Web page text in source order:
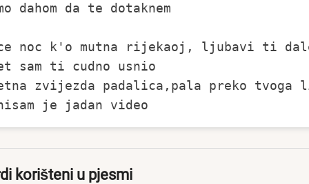
dahom da te dotaknem
noc k'o mutna rijekaoj, ljubavi ti
sam ti cudno usnio
zvijezda padalica,pala preko tvoga
korišteni u pjesmi